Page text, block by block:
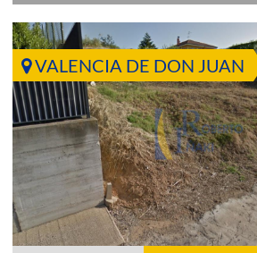
VALENCIA DE DON JUAN